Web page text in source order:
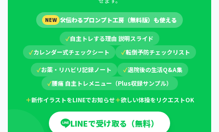
NEW 🛠伝わるプロンプト工房（無料版）も使える
✓自主トレする理由 説明スライド
✓カレンダー式チェックシート ✓転倒予防チェックリスト
✓お薬・リハビリ記録ノート ✓退院後の生活Q&A集
✓腰痛 自主トレメニュー（Plus収録サンプル）
＋新作イラストをLINEでお知らせ＋欲しい体操をリクエストOK
LINEで受け取る（無料）